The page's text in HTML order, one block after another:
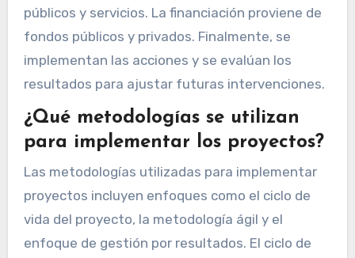
públicos y servicios. La financiación proviene de
fondos públicos y privados. Finalmente, se
implementan las acciones y se evalúan los
resultados para ajustar futuras intervenciones.
¿Qué metodologías se utilizan
para implementar los proyectos?
Las metodologías utilizadas para implementar
proyectos incluyen enfoques como el ciclo de
vida del proyecto, la metodología ágil y el
enfoque de gestión por resultados. El ciclo de